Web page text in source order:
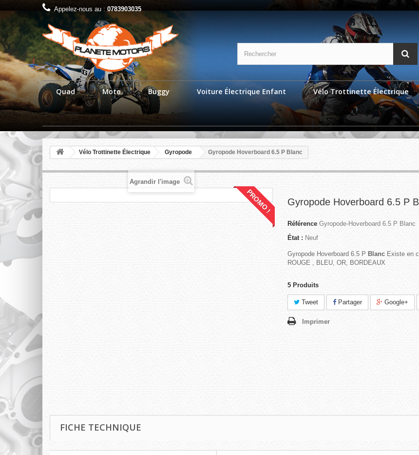
Appelez-nous au :0783903035
Quad Moto Buggy Voiture Électrique Enfant Vélo Trottinette Électrique
Vélo Trottinette Électrique Gyropode Gyropode Hoverboard 6.5 P Blanc
PROMO !
Agrandir l'image
Gyropode Hoverboard 6.5 P
Référence Gyropode-Hoverboard 6.5 P Blanc
État : Neuf
Gyropode Hoverboard 6.5 P BlancExiste en
ROUGE , BLEU, OR, BORDEAUX
5 Produits
Tweet Partager Google+
Imprimer
FICHE TECHNIQUE